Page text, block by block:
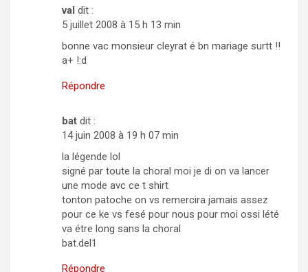
val dit :
5 juillet 2008 à 15 h 13 min
bonne vac monsieur cleyrat é bn mariage surtt !!
a+ !:d
Répondre
bat dit :
14 juin 2008 à 19 h 07 min
la légende lol
signé par toute la choral moi je di on va lancer
une mode avc ce t shirt
tonton patoche on vs remercira jamais assez
pour ce ke vs fesé pour nous pour moi ossi lété
va étre long sans la choral
bat.del1
Répondre